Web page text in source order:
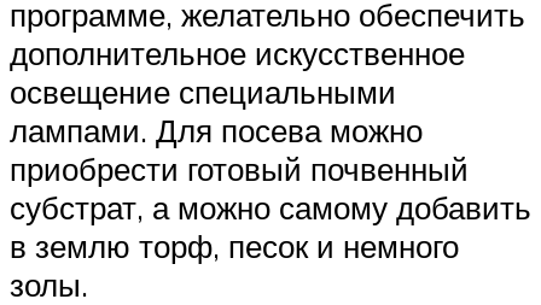
программе, желательно обеспечить
дополнительное искусственное
освещение специальными
лампами. Для посева можно
приобрести готовый почвенный
субстрат, а можно самому добавить
в землю торф, песок и немного
золы.